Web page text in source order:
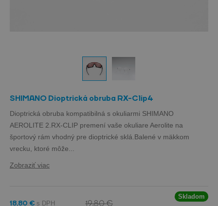
SHIMANO Dioptrická obruba RX-Clip4
Dioptrická obruba kompatibilná s okuliarmi SHIMANO
AEROLITE 2.RX‑CLIP premení vaše okuliare Aerolite na
športový rám vhodný pre dioptrické sklá.Balené v mäkkom
vrecku, ktoré môže...
Zobraziť viac
18,80 € 19,80 €
Skladom